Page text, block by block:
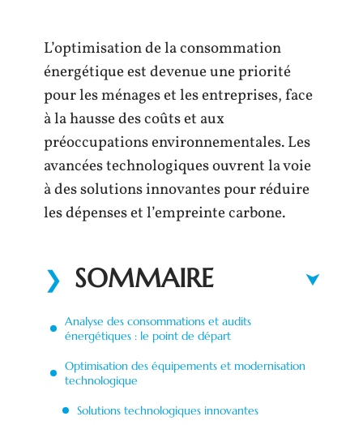
L’optimisation de la consommation
énergétique est devenue une priorité
pour les ménages et les entreprises, face
à la hausse des coûts et aux
préoccupations environnementales. Les
avancées technologiques ouvrent la voie
à des solutions innovantes pour réduire
les dépenses et l’empreinte carbone.
SOMMAIRE
Analyse des consommations et audits
énergétiques : le point de départ
Optimisation des équipements et modernisation
technologique
Solutions technologiques innovantes